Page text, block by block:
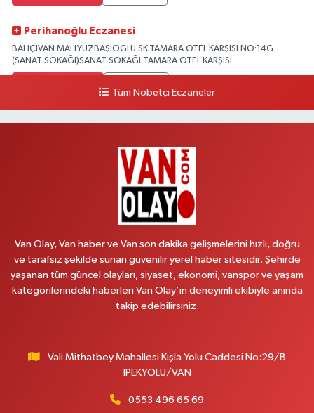
Perihanoğlu Eczanesi
BAHÇİVAN MAH.YÜZBAŞIOĞLU SK.TAMARA OTEL KARŞISI NO:14G
(SANAT SOKAĞI)SANAT SOKAĞI TAMARA OTEL KARŞISI
Yol Tarifi Al
BEYAZIT MAH.ZEYLAN CADDESİ OKYANUS GİYİM YANI NO:1
Afşar Eczanesi
Kazım Karabekir cad.Eski Araştırma Hastanesi karşısı (kent park karşısı )
Kaval iş merkezi No: 156 B
Gürpınar Eczanesi
Akpınar Mah. Milli Egemenlik Cad.No:7 A
Yol Tarifi Al
Tüm Nöbetçi Eczaneler
Van Olay, Van haber ve Van son dakika gelişmelerini hızlı, doğru
ve tarafsız şekilde sunan güvenilir yerel haber sitesidir. Şehirde
yaşanan tüm güncel olayları, siyaset, ekonomi, vanspor ve yaşam
kategorilerindeki haberleri Van Olay’ın deneyimli ekibiyle anında
takip edebilirsiniz.
Vali Mithatbey Mahallesi Kışla Yolu Caddesi No:29/B
İPEKYOLU/VAN
0553 496 65 69